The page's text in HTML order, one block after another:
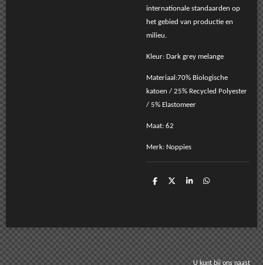
internationale standaarden op
het gebied van productie en
milieu.
Kleur: Dark grey melange
Materiaal:70% Biologische
katoen / 25% Recycled Polyester
/ 5% Elastomeer
Maat: 62
Merk: Noppies
D
D
S
D
U kunt bij ons naast